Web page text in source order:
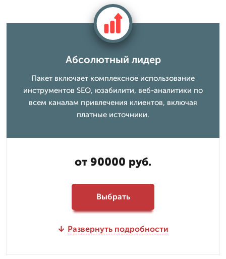
Абсолютный лидер
Пакет включает комплексное использование
инструментов SEO, юзабилити, веб-аналитики по
всем каналам привлечения клиентов, включая
платные источники.
от 90000 руб.
Выбрать
Развернуть подробности